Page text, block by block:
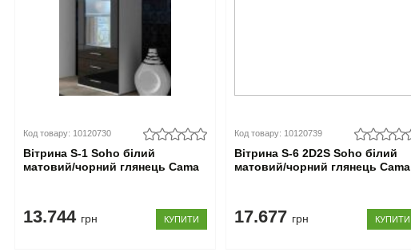
Код товару: 10120730
Вітрина S-1 Soho білий
матовий/чорний глянець Cama
13.744 грн КУПИТИ
Код товару: 10120739
Вітрина S-6 2D2S Soho білий
матовий/чорний глянець Cama
17.677 грн КУПИТИ